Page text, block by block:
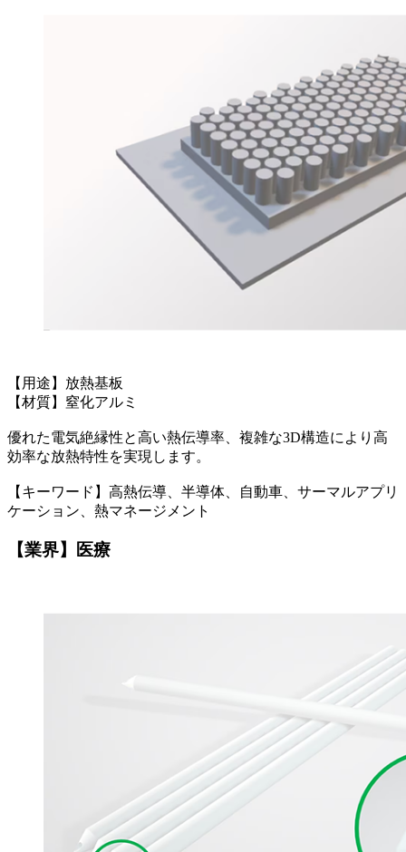
【用途】放熱基板
【材質】窒化アルミ
優れた電気絶縁性と高い熱伝導率、複雑な3D構造により高
効率な放熱特性を実現します。
【キーワード】高熱伝導、半導体、自動車、サーマルアプリ
ケーション、熱マネージメント
【業界】医療